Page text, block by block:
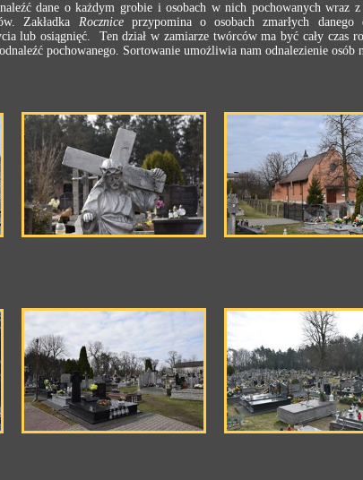
dane o każdym grobie i osobach w nich pochowanych wraz
Zakładka Roczniceprzypomina o osobach zmarłych danego
lub osiągnięć. Ten dział w zamiarze twórców ma być cały czas
pochowanego. Sortowanie umożliwia nam odnalezienie osób